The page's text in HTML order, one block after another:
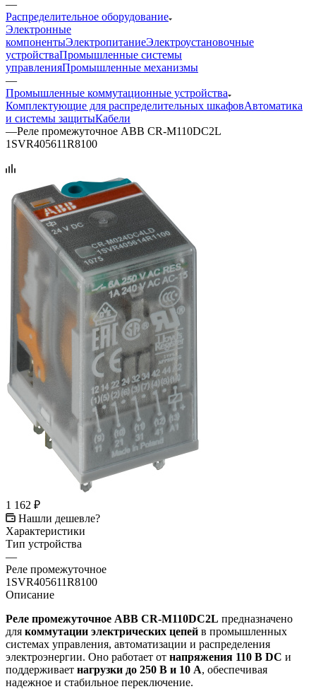
—
Распределительное оборудование
Электронные
компонентыЭлектропитаниеЭлектроустановочные
устройстваПромышленные системы
управленияПромышленные механизмы
—
Промышленные коммутационные устройства
Комплектующие для распределительных шкафовАвтоматика
и системы защитыКабели
—Реле промежуточное ABB CR-M110DC2L
1SVR405611R8100
1 162 ₽
Нашли дешевле?
Характеристики
Тип устройства
—
Реле промежуточное
1SVR405611R8100
Описание
Реле промежуточное ABB CR-M110DC2L предназначено
для коммутации электрических цепей в промышленных
системах управления, автоматизации и распределения
электроэнергии. Оно работает от напряжения 110 В DC и
поддерживает нагрузки до 250 В и 10 А, обеспечивая
надежное и стабильное переключение.